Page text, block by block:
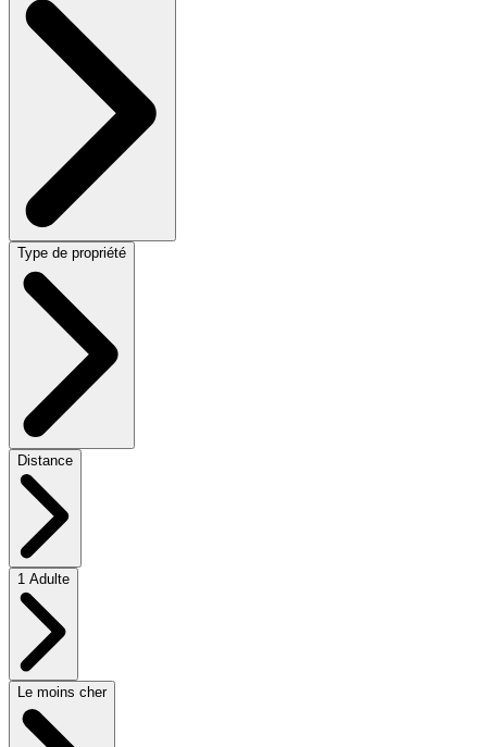
Type de propriété
Distance
1 Adulte
Le moins cher